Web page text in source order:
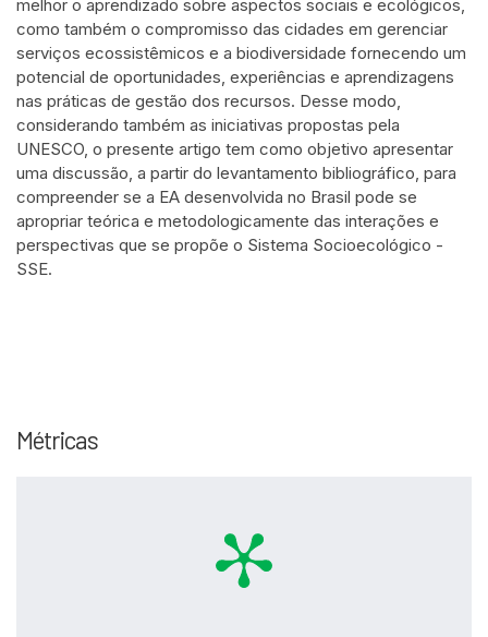
melhor o aprendizado sobre aspectos sociais e ecológicos,
como também o compromisso das cidades em gerenciar
serviços ecossistêmicos e a biodiversidade fornecendo um
potencial de oportunidades, experiências e aprendizagens
nas práticas de gestão dos recursos. Desse modo,
considerando também as iniciativas propostas pela
UNESCO, o presente artigo tem como objetivo apresentar
uma discussão, a partir do levantamento bibliográfico, para
compreender se a EA desenvolvida no Brasil pode se
apropriar teórica e metodologicamente das interações e
perspectivas que se propõe o Sistema Socioecológico -
SSE.
Métricas
See how this article has been
scite.ai